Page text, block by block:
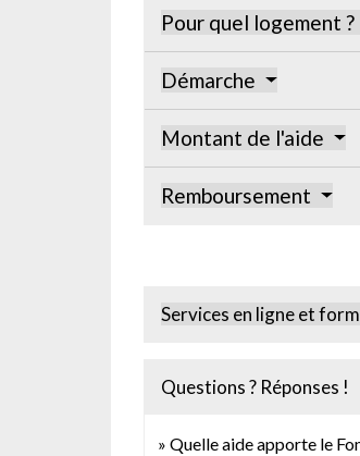
Pour quel logement ?
Démarche
Montant de l'aide
Remboursement
Services en ligne et
Questions ? Réponses !
Quelle aide apporte le